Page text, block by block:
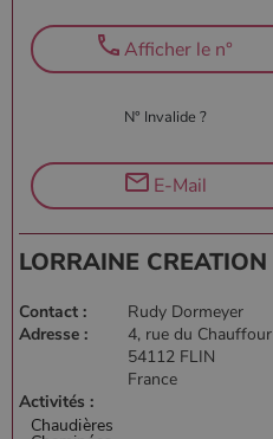
N° Invalide ?
Afficher le n°
E-Mail
LORRAINE CREATION
Contact :
Rudy Dormeyer
Adresse :
4, rue du Chauffour
54112 FLIN
France
Activités :